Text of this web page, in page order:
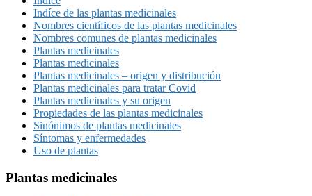
Indíce de las plantas medicinales
Nombres científicos de las plantas medicinales
Nombres comunes de plantas medicinales
Plantas medicinales
Plantas medicinales
Plantas medicinales – origen y distribución
Plantas medicinales para tratar Covid
Plantas medicinales y su origen
Propiedades de las plantas medicinales
Sinónimos de plantas medicinales
Síntomas y enfermedades
Uso de plantas
Plantas medicinales